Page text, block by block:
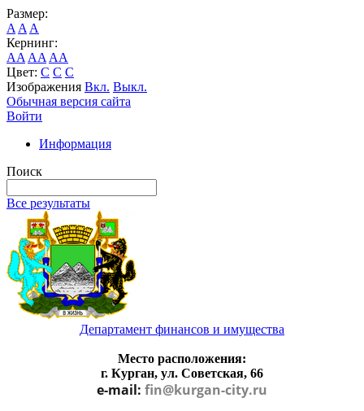
Размер:
A A A
Кернинг:
AA AA AA
Цвет: C C C
Изображения Вкл. Выкл.
Обычная версия сайта
Войти
Информация
Поиск
Все результаты
Департамент финансов и имущества
Место расположения:
г. Курган, ул. Советская, 66
e-mail: fin@kurgan-city.ru